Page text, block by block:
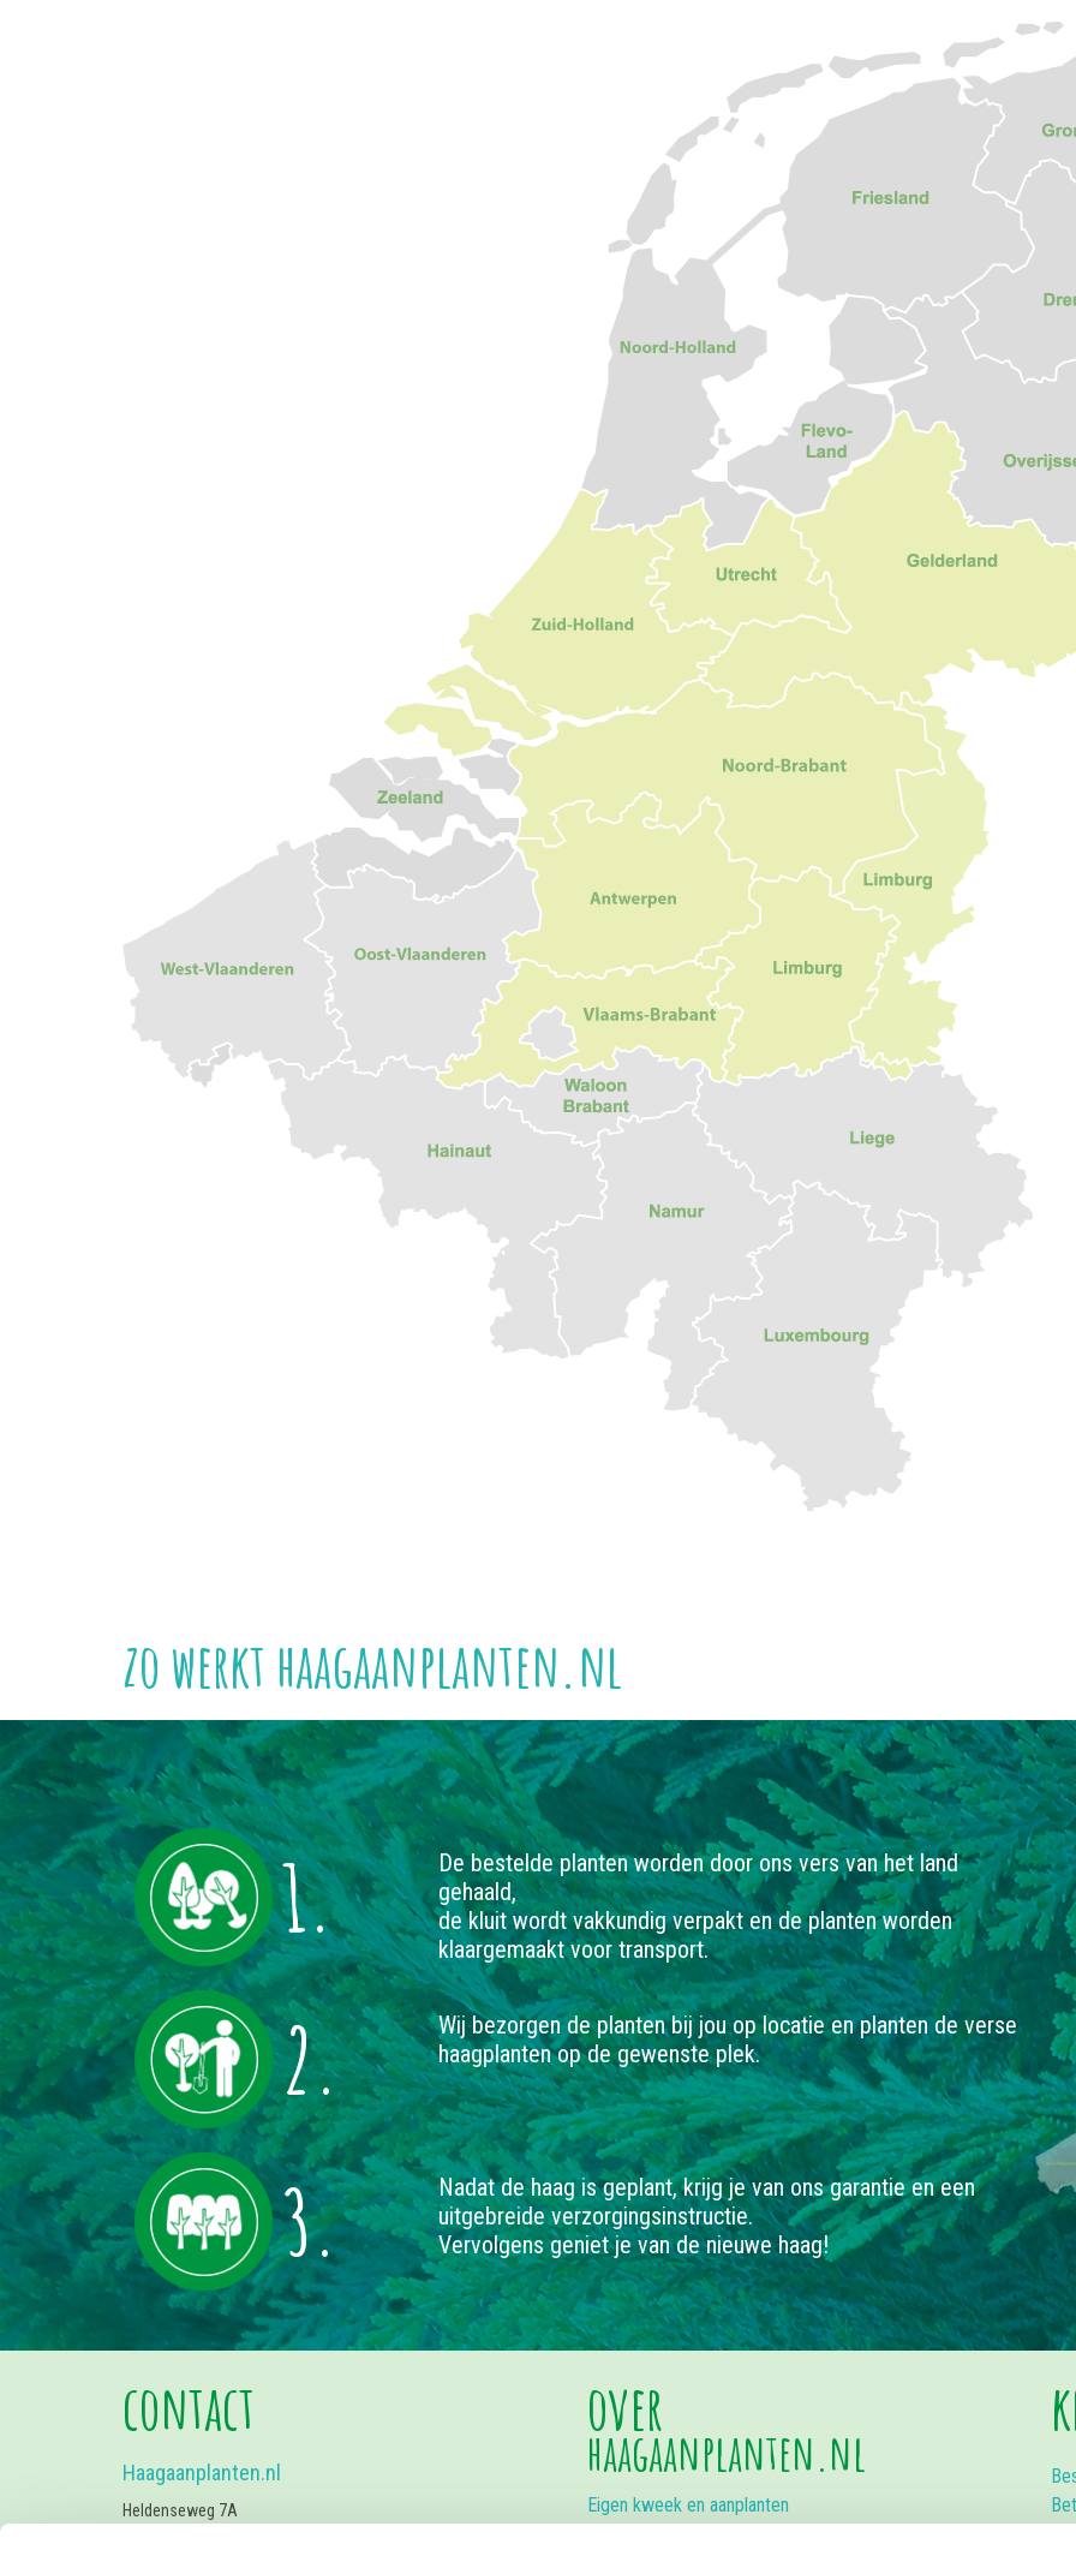
zo werkt haagaanplanten.nl
1.
De bestelde planten worden door ons vers van het land
gehaald,
de kluit wordt vakkundig verpakt en de planten worden
klaargemaakt voor transport.
2.
Wij bezorgen de planten bij jou op locatie en planten de verse
haagplanten op de gewenste plek.
3.
Nadat de haag is geplant, krijg je van ons garantie en een
uitgebreide verzorgingsinstructie.
Vervolgens geniet je van de nieuwe haag!
contact
Haagaanplanten.nl
Heldenseweg 7A
over
haagaanplanten.nl
Eigen kweek en aanplanten